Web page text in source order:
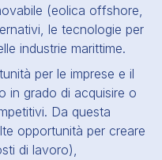
(eolica offshore,
le tecnologie per
industrie marittime.
per le imprese e il
in grado di acquisire o
. Da questa
opportunità per creare
di lavoro),